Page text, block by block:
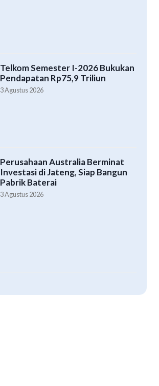
Telkom Semester I-2026 Bukukan
Pendapatan Rp75,9 Triliun
3 Agustus 2026
Perusahaan Australia Berminat
Investasi di Jateng, Siap Bangun
Pabrik Baterai
3 Agustus 2026